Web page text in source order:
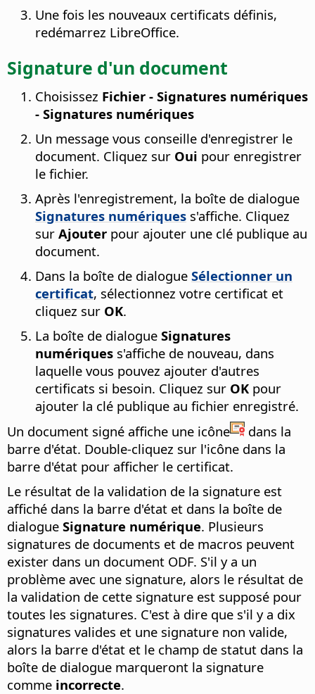
Une fois les nouveaux certificats définis,
redémarrez LibreOffice.
Signature d'un document
Choisissez Fichier - Signatures numériques
- Signatures numériques
Un message vous conseille d'enregistrer le
document. Cliquez sur Oui pour enregistrer
le fichier.
Après l'enregistrement, la boîte de dialogue
Signatures numériques s'affiche. Cliquez
sur Ajouter pour ajouter une clé publique au
document.
Dans la boîte de dialogue Sélectionner un
certificat, sélectionnez votre certificat et
cliquez sur OK.
La boîte de dialogue Signatures
numériques s'affiche de nouveau, dans
laquelle vous pouvez ajouter d'autres
certificats si besoin. Cliquez sur OK pour
ajouter la clé publique au fichier enregistré.
Un document signé affiche une icône
dans la
barre d'état. Double-cliquez sur l'icône dans la
barre d'état pour afficher le certificat.
Le résultat de la validation de la signature est
affiché dans la barre d'état et dans la boîte de
dialogue Signature numérique. Plusieurs
signatures de documents et de macros peuvent
exister dans un document ODF. S'il y a un
problème avec une signature, alors le résultat de
la validation de cette signature est supposé pour
toutes les signatures. C'est à dire que s'il y a dix
signatures valides et une signature non valide,
alors la barre d'état et le champ de statut dans la
boîte de dialogue marqueront la signature
comme incorrecte.